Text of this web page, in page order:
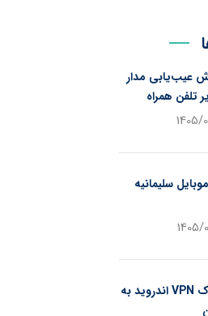
عیب‌یابی مدار
تلفن همراه
1405/
موبایل سلیمانیه
1405/
اشتراک VPN اندروید به